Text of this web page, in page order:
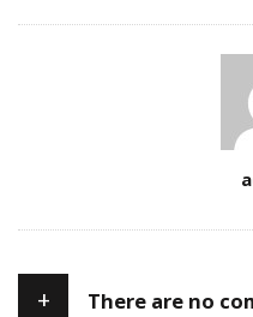
+ There are no